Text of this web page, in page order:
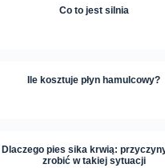
Co to jest silnia
Ile kosztuje płyn hamulcowy?
Dlaczego pies sika krwią:
zrobić w takiej sytuacji